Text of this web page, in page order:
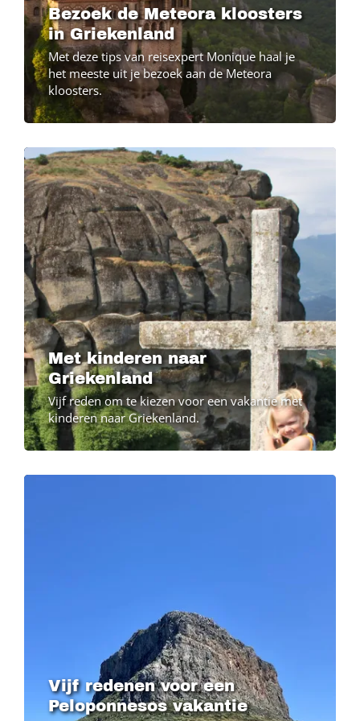
Bezoek de Meteora kloosters
in Griekenland
Met deze tips van reisexpert Monique haal je
het meeste uit je bezoek aan de Meteora
kloosters.
Image
Image
Met kinderen naar
Griekenland
Vijf reden om te kiezen voor een vakantie met
kinderen naar Griekenland.
Image
Image
Vijf redenen voor een
Peloponnesos vakantie